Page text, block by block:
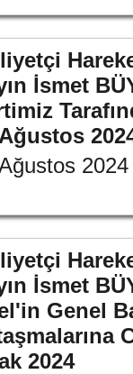
İsmet
2024
İsmet
Genel
2024